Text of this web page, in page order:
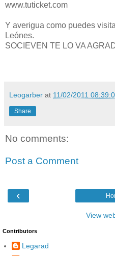
www.tuticket.com
Y averigua como puedes
Leónes.
SOCIEVEN TE LO VA
Leogarber at 11/02/2011
Share
No comments:
Post a Comment
‹
View
Contributors
Legarad